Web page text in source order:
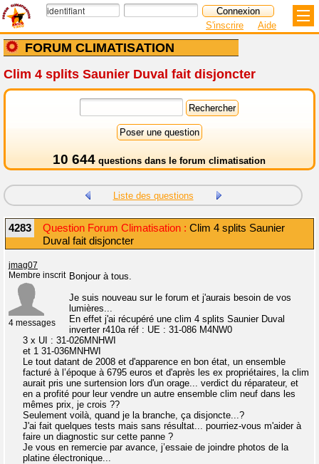
FORUM CLIMATISATION
S'inscrire Aide
Clim 4 splits Saunier Duval fait disjoncter
10 644 questions dans le forum climatisation
Liste des questions
4283 Question Forum Climatisation : Clim 4 splits Saunier
Duval fait disjoncter
jmag07
Membre inscrit
4 messages
Bonjour à tous.
Je suis nouveau sur le forum et j'aurais besoin de vos
lumières...
En effet j'ai récupéré une clim 4 splits Saunier Duval
inverter r410a réf : UE : 31-086 M4NW0
3 x UI : 31-026MNHWI
et 1 31-036MNHWI
Le tout datant de 2008 et d'apparence en bon état, un ensemble
facturé à l’époque à 6795 euros et d'après les ex propriétaires, la clim
aurait pris une surtension lors d'un orage... verdict du réparateur, et
en a profité pour leur vendre un autre ensemble clim neuf dans les
mêmes prix, je crois ??
Seulement voilà, quand je la branche, ça disjoncte...?
J'ai fait quelques tests mais sans résultat... pourriez-vous m'aider à
faire un diagnostic sur cette panne ?
Je vous en remercie par avance, j’essaie de joindre photos de la
platine électronique...